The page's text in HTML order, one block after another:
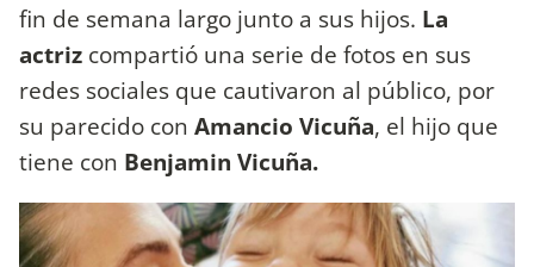
fin de semana largo junto a sus hijos. La
actriz compartió una serie de fotos en sus
redes sociales que cautivaron al público, por
su parecido con Amancio Vicuña, el hijo que
tiene con Benjamin Vicuña.